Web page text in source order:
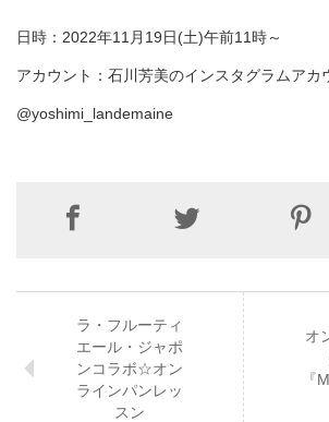
日時：2022年11月19日(土)午前11時～
アカウント：石川芳美のインスタグラムアカ
@yoshimi_landemaine
ラ・フルーティ
エール・ジャポ
ンコラボ☆オン
ラインパンレッ
スン
オ
『